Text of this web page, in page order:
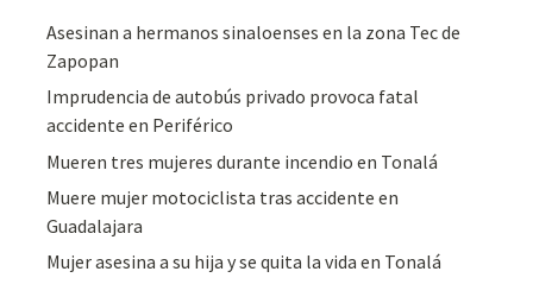
Asesinan a hermanos sinaloenses en la zona Tec de
Zapopan
Imprudencia de autobús privado provoca fatal
accidente en Periférico
Mueren tres mujeres durante incendio en Tonalá
Muere mujer motociclista tras accidente en
Guadalajara
Mujer asesina a su hija y se quita la vida en Tonalá